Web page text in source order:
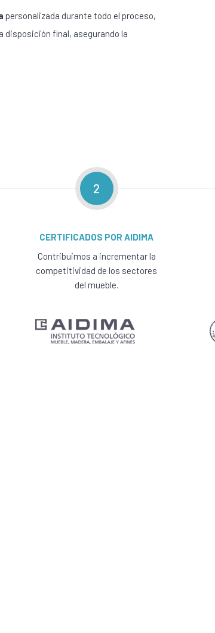
personalizada durante todo el proceso,
disposición final, asegurando la
2
CERTIFICADOS POR AIDIMA
Contribuimos a incrementar la
competitividad de los sectores
del mueble.